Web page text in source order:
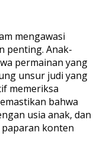
mengawasi
penting. Anak-
permainan yang
unsur judi yang
memeriksa
bahwa
usia anak, dan
konten